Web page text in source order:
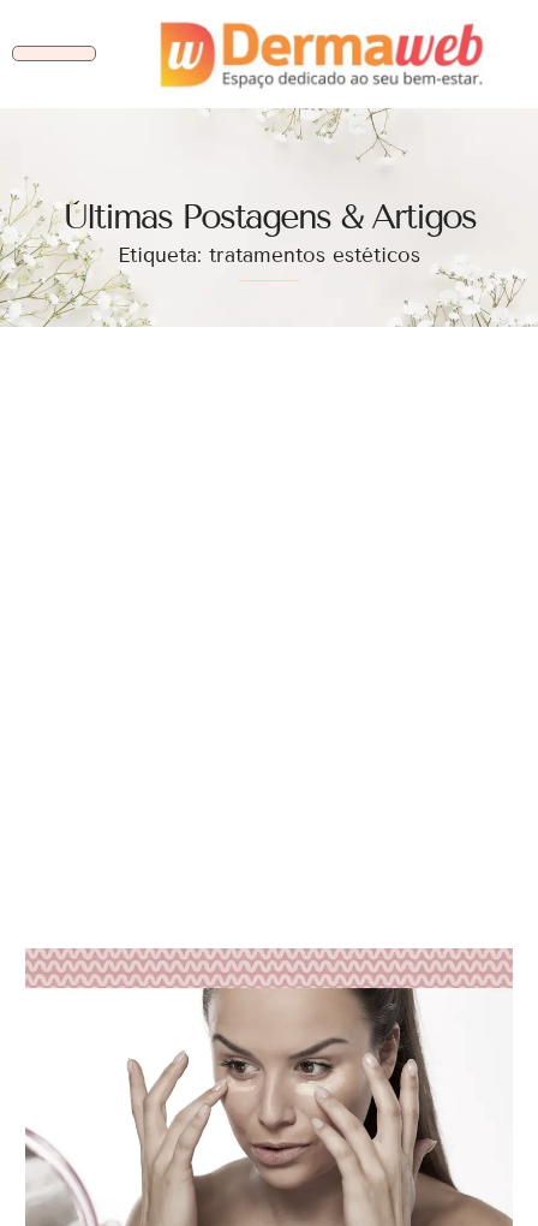
Ùltimas Postagens & Artigos
Etiqueta: tratamentos estéticos